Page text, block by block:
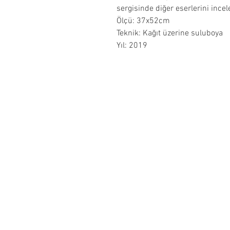
sergisinde diğer eserlerini
Ölçü: 37x52cm
Teknik: Kağıt üzerine suluboya
Yıl: 2019